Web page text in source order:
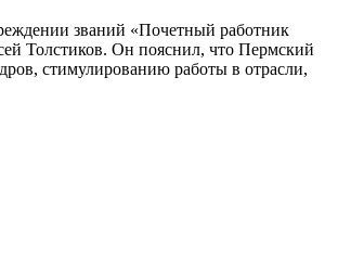
званий «Почетный работник
Толстиков. Он пояснил, что Пермский
стимулированию работы в отрасли,